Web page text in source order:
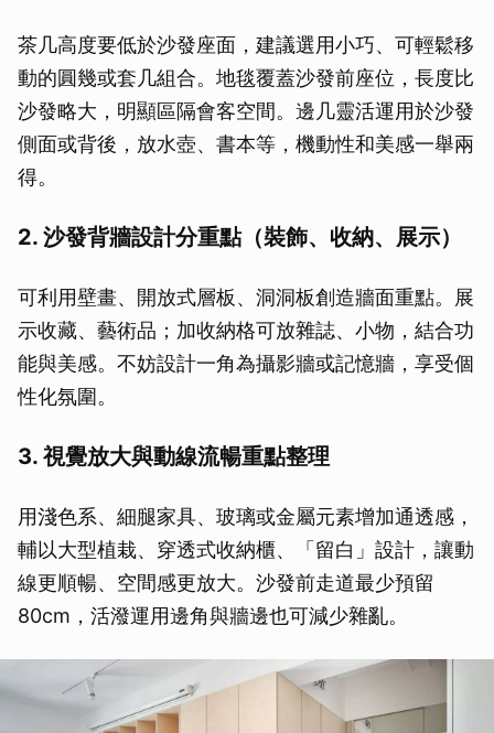
茶几高度要低於沙發座面，建議選用小巧、可輕鬆移
動的圓幾或套几組合。地毯覆蓋沙發前座位，長度比
沙發略大，明顯區隔會客空間。邊几靈活運用於沙發
側面或背後，放水壺、書本等，機動性和美感一舉兩
得。
2. 沙發背牆設計分重點（裝飾、收納、展示）
可利用壁畫、開放式層板、洞洞板創造牆面重點。展
示收藏、藝術品；加收納格可放雜誌、小物，結合功
能與美感。不妨設計一角為攝影牆或記憶牆，享受個
性化氛圍。
3. 視覺放大與動線流暢重點整理
用淺色系、細腿家具、玻璃或金屬元素增加通透感，
輔以大型植栽、穿透式收納櫃、「留白」設計，讓動
線更順暢、空間感更放大。沙發前走道最少預留
80cm，活潑運用邊角與牆邊也可減少雜亂。